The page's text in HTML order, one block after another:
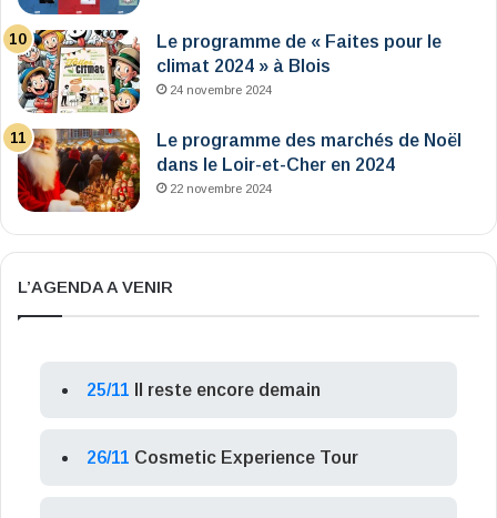
Le programme de « Faites pour le
climat 2024 » à Blois
24 novembre 2024
Le programme des marchés de Noël
dans le Loir-et-Cher en 2024
22 novembre 2024
L’AGENDA A VENIR
25/11 Il reste encore demain
26/11 Cosmetic Experience Tour